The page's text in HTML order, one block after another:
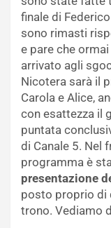
finale di
sono rimasti
e pare che
arrivato agli
Nicotera sarà il
Carola e Alice,
con esattezza il
puntata
di Canale 5. Nel
programma è
presentazione
posto proprio di
trono. Vediamo